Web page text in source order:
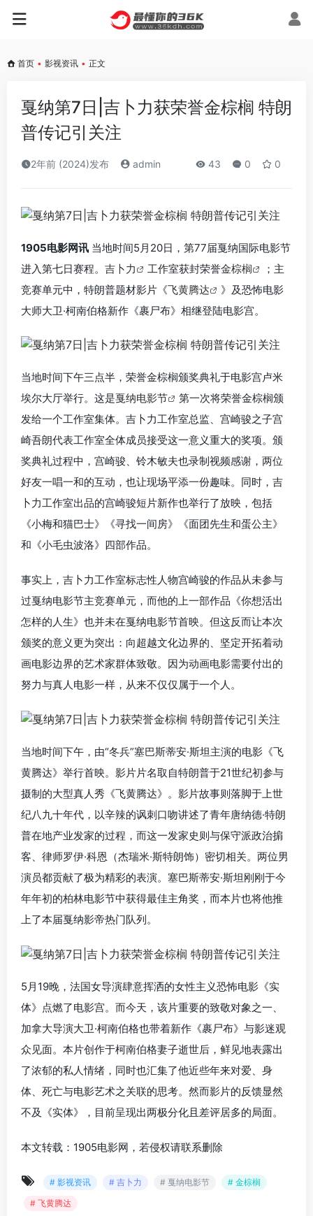
首页 • 影视资讯 • 正文
戛纳第7日|吉卜力获荣誉金棕榈 特朗
普传记引关注
2年前 (2024)发布 admin 43 0 0
1905电影网讯 当地时间5月20日，第77届戛纳国际电影节
进入第七日赛程。 吉卜力 工作室获封荣誉金棕榈
；主
竞赛单元中，特朗普题材影片《飞黄腾达
》及恐怖电影
大师大卫·柯南伯格新作《裹尸布》相继登陆电影宫。
当地时间下午三点半，荣誉金棕榈颁奖典礼于电影宫卢米
埃尔大厅举行。这是戛纳电影节
第一次将荣誉金棕榈颁
发给一个工作室集体。吉卜力工作室总监、宫崎骏之子宫
崎吾朗代表工作室全体成员接受这一意义重大的奖项。颁
奖典礼过程中，宫崎骏、铃木敏夫也录制视频感谢，两位
好友一唱一和的互动，也让现场平添一份趣味。同时，吉
卜力工作室出品的宫崎骏短片新作也举行了放映，包括
《小梅和猫巴士》《寻找一间房》《面团先生和蛋公主》
和《小毛虫波洛》四部作品。
事实上，吉卜力工作室标志性人物宫崎骏的作品从未参与
过戛纳电影节主竞赛单元，而他的上一部作品《你想活出
怎样的人生》也并未在戛纳电影节首映。但这反而让本次
颁奖的意义更为突出：向超越文化边界的、坚定开拓着动
画电影边界的艺术家群体致敬。因为动画电影需要付出的
努力与真人电影一样，从来不仅仅属于一个人。
当地时间下午，由“冬兵”塞巴斯蒂安·斯坦主演的电影《飞
黄腾达》举行首映。影片片名取自特朗普于21世纪初参与
摄制的大型真人秀《飞黄腾达》。影片故事则落脚于上世
纪八九十年代，以辛辣的讽刺口吻讲述了青年唐纳德·特朗
普在地产业发家的过程，而这一发家史则与保守派政治掮
客、律师罗伊·科恩（杰瑞米·斯特朗饰）密切相关。两位男
演员都贡献了极为精彩的表演。塞巴斯蒂安·斯坦刚刚于今
年年初的柏林电影节中获得最佳主角奖，而本片也将他推
上了本届戛纳影帝热门队列。
5月19晚，法国女导演肆意挥洒的女性主义恐怖电影《实
体》点燃了电影宫。而今天，该片重要的致敬对象之一、
加拿大导演大卫·柯南伯格也带着新作《裹尸布》与影迷观
众见面。本片创作于柯南伯格妻子逝世后，鲜见地表露出
了浓郁的私人情绪，同时也汇集了他近些年来对爱、身
体、死亡与电影艺术之关联的思考。然而影片的反馈显然
不及《实体》，目前呈现出两极分化且差评居多的局面。
本文转载：1905电影网，若侵权请联系删除
# 影视资讯 # 吉卜力 # 戛纳电影节
# 金棕榈
# 飞黄腾达